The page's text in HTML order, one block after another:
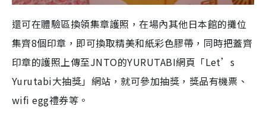
還可在體驗區換領集章護照，在場內其他日本館的攤位
集齊8個印章，即可換取精美和紙彩色膠帶，同時把蓋齊
印章的護照上傳至JNTO的YURUTABI網頁「Let’s
Yurutabi大抽獎」網站，就可參加抽獎，獎品有機票、
wifi egg禮券等。